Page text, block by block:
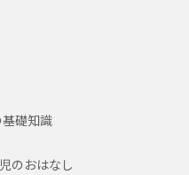
礎知識
のおはなし